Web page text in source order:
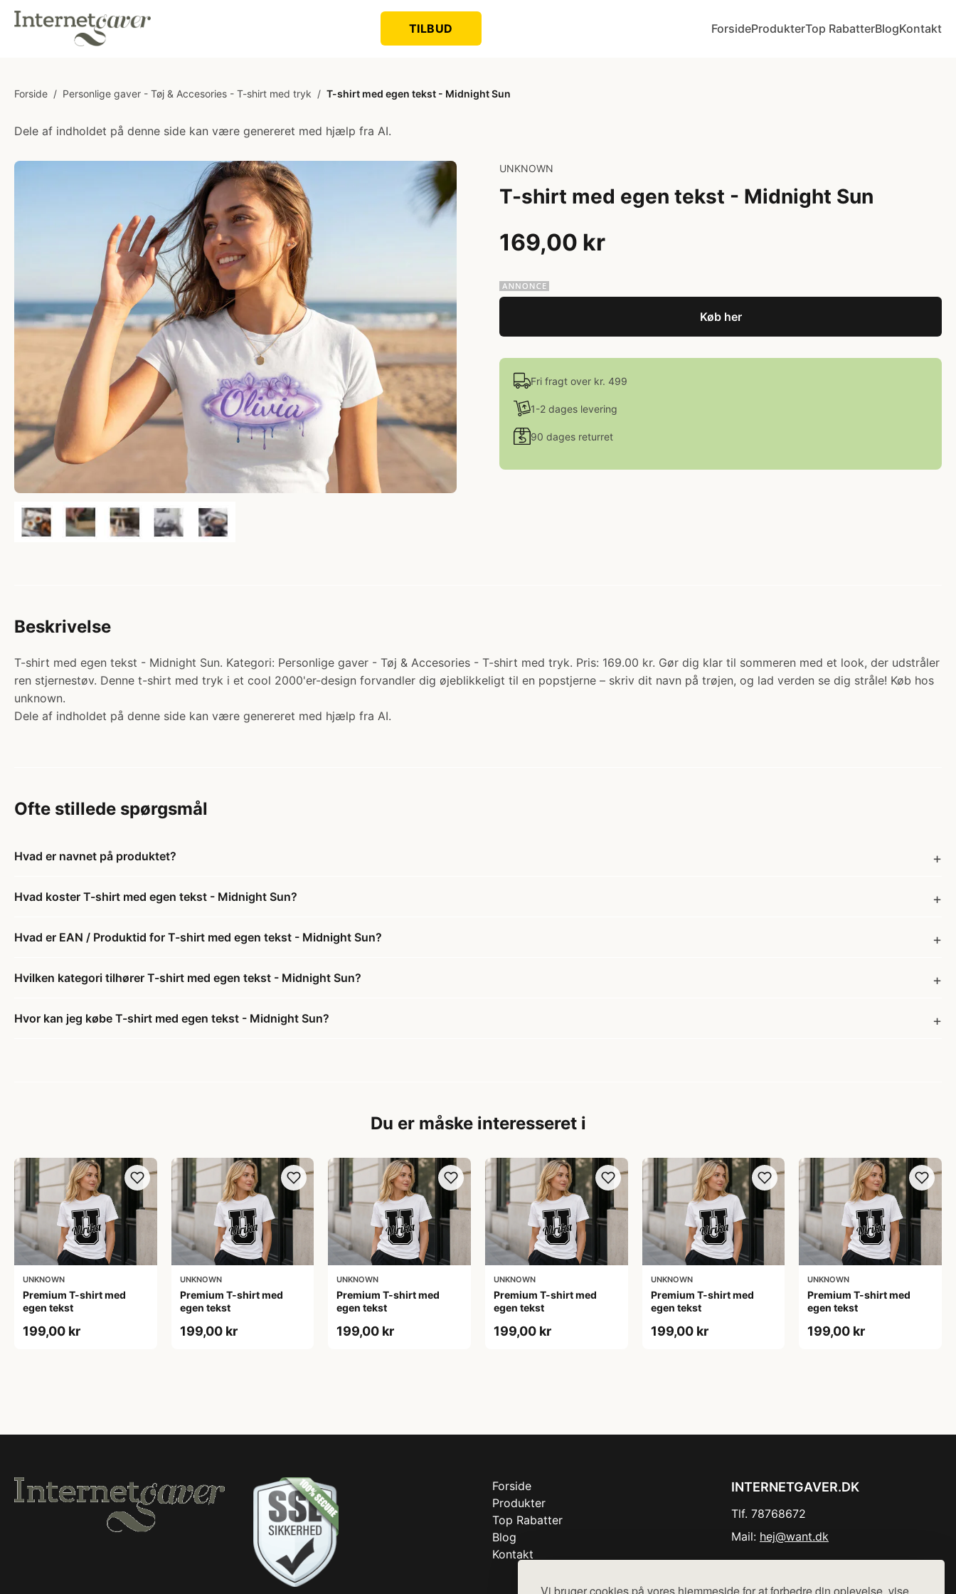
TILBUD ForsideProdukterTop RabatterBlogKontakt
Forside / Personlige gaver - Tøj & Accesories - T-shirt med tryk / T-shirt med egen tekst - Midnight Sun
Dele af indholdet på denne side kan være genereret med hjælp fra AI.
UNKNOWN
T-shirt med egen tekst - Midnight Sun
169,00 kr
Køb her
Fri fragt over kr. 499
1-2 dages levering
90 dages returret
Beskrivelse
T-shirt med egen tekst - Midnight Sun. Kategori: Personlige gaver - Tøj & Accesories - T-shirt med tryk. Pris: 169.00 kr. Gør dig klar til sommeren med et look, der udstråler
ren stjernestøv. Denne t-shirt med tryk i et cool 2000'er-design forvandler dig øjeblikkeligt til en popstjerne – skriv dit navn på trøjen, og lad verden se dig stråle! Køb hos
unknown.
Dele af indholdet på denne side kan være genereret med hjælp fra AI.
Ofte stillede spørgsmål
Hvad er navnet på produktet?
Hvad koster T-shirt med egen tekst - Midnight Sun?
Hvad er EAN / Produktid for T-shirt med egen tekst - Midnight Sun?
Hvilken kategori tilhører T-shirt med egen tekst - Midnight Sun?
Hvor kan jeg købe T-shirt med egen tekst - Midnight Sun?
Du er måske interesseret i
UNKNOWN
Premium T-shirt med
egen tekst
199,00 kr
UNKNOWN
Premium T-shirt med
egen tekst
199,00 kr
UNKNOWN
Premium T-shirt med
egen tekst
199,00 kr
UNKNOWN
Premium T-shirt med
egen tekst
199,00 kr
UNKNOWN
Premium T-shirt med
egen tekst
199,00 kr
UNKNOWN
Premium T-shirt med
egen tekst
199,00 kr
Forside
Produkter
Top Rabatter
Blog
Kontakt
INTERNETGAVER.DK
Tlf. 78768672
Mail: hej@want.dk